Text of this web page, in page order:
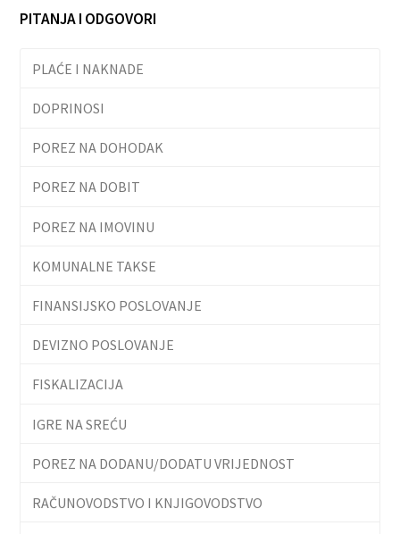
PITANJA I ODGOVORI
PLAĆE I NAKNADE
DOPRINOSI
POREZ NA DOHODAK
POREZ NA DOBIT
POREZ NA IMOVINU
KOMUNALNE TAKSE
FINANSIJSKO POSLOVANJE
DEVIZNO POSLOVANJE
FISKALIZACIJA
IGRE NA SREĆU
POREZ NA DODANU/DODATU VRIJEDNOST
RAČUNOVODSTVO I KNJIGOVODSTVO